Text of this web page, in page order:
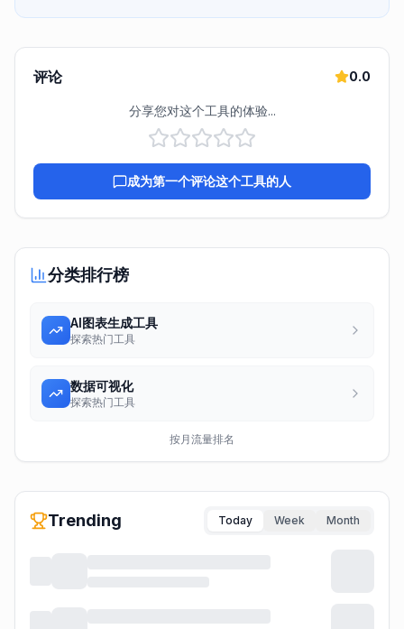
评论 0.0
分享您对这个工具的体验...
成为第一个评论这个工具的人
分类排行榜
AI图表生成工具
探索热门工具
数据可视化
探索热门工具
按月流量排名
Trending Today Week Month